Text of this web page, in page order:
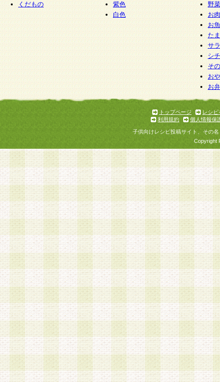
くだもの
紫色
白色
野
お
お
た
サ
シ
そ
お
お
トップページ
レシピ
利用規約
個人情報保
子供向けレシピ投稿サイト、その
Copyright